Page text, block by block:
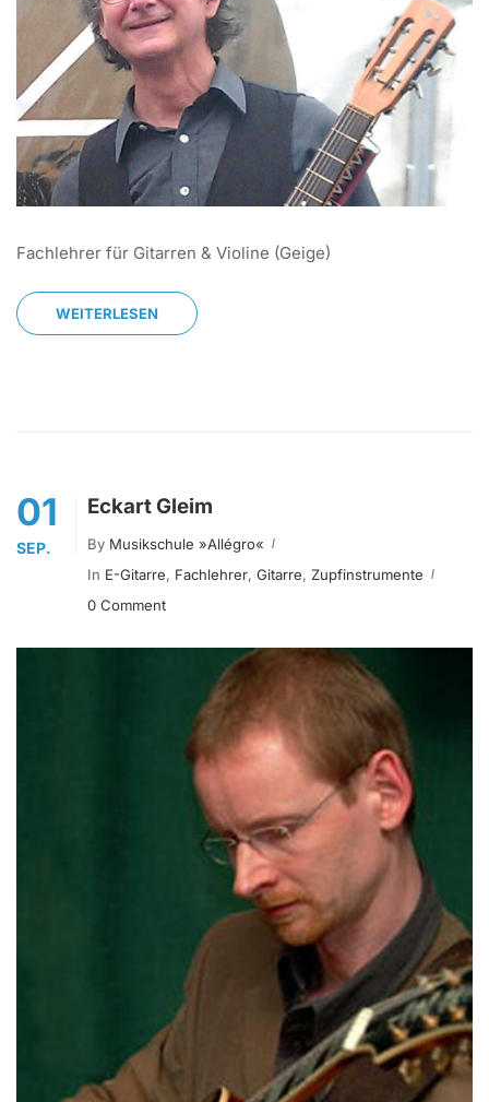
Fachlehrer für Gitarren & Violine (Geige)
WEITERLESEN
01
SEP.
Eckart Gleim
By Musikschule »allégro«
In E-Gitarre, Fachlehrer, Gitarre, Zupfinstrumente
0 Comment